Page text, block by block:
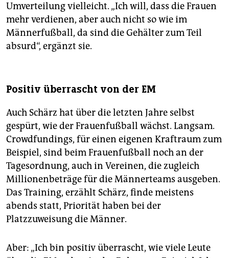
Umverteilung vielleicht. „Ich will, dass die Frauen
mehr verdienen, aber auch nicht so wie im
Männerfußball, da sind die Gehälter zum Teil
absurd“, ergänzt sie.
Positiv überrascht von der EM
Auch Schärz hat über die letzten Jahre selbst
gespürt, wie der Frauenfußball wächst. Langsam.
Crowdfundings, für einen eigenen Kraftraum zum
Beispiel, sind beim Frauenfußball noch an der
Tagesordnung, auch in Vereinen, die zugleich
Millio­nenbeträge für die Männerteams ausgeben.
Das Training, erzählt Schärz, finde meistens
abends statt, Priorität haben bei der
Platzzuweisung die Männer.
Aber: „Ich bin positiv überrascht, wie viele Leute